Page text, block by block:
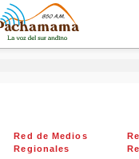
Red de Medios
Regionales